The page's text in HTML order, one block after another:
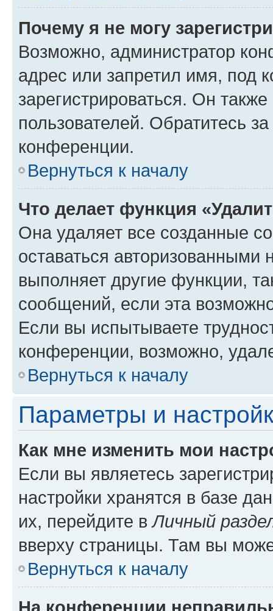
Почему я не могу
Возможно, администратор
адрес или запретил имя, под
зарегистрироваться. Он
пользователей. Обратитесь
конференции.
Вернуться к началу
Что делает функция
Она удаляет все созданные
оставаться авторизованными
выполняет другие функции,
сообщений, если эта
Если вы испытываете
конференции, возможно,
Вернуться к началу
Параметры и
Как мне изменить мои
Если вы являетесь
настройки хранятся в базе
их, перейдите вЛичный
вверху страницы. Там вы
Вернуться к началу
На конференции